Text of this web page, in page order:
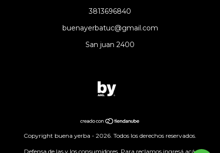
3813696840
buenayerbatuc@gmail.com
San juan 2400
Copyright buena yerba - 2026. Todos los derechos reservados.
Defensa de las y los consumidores. Para reclamos ingresá acá.